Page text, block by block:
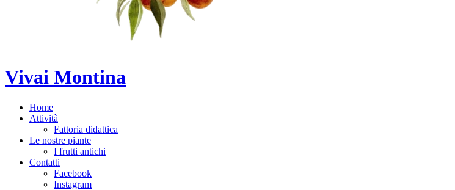
Vivai Montina
Home
Attività
Fattoria didattica
Le nostre piante
I frutti antichi
Contatti
Facebook
Instagram